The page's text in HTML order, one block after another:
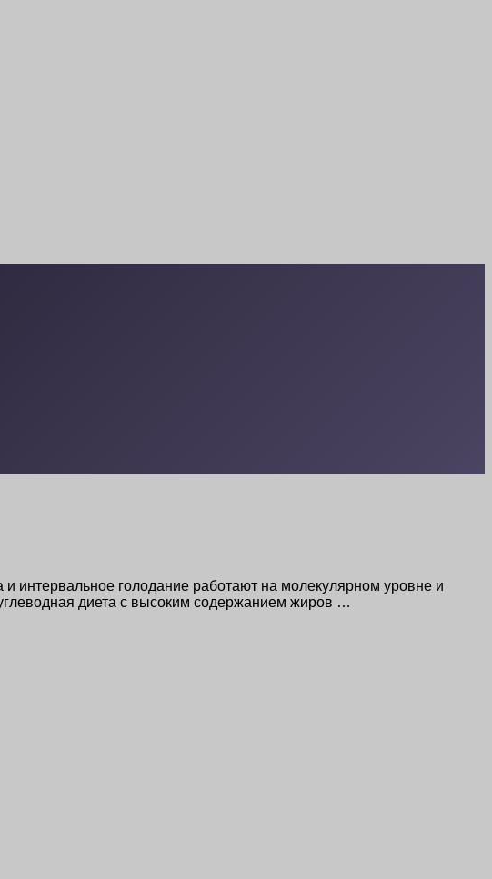
интервальное голодание работают на молекулярном уровне и
диета с высоким содержанием жиров …